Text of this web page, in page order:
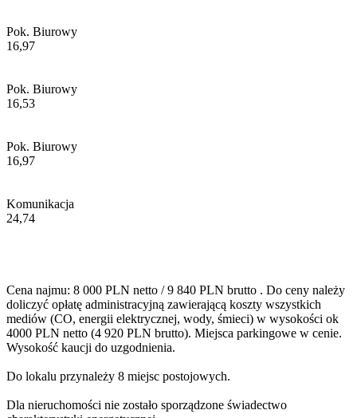
Pok. Biurowy
16,97
Pok. Biurowy
16,53
Pok. Biurowy
16,97
Komunikacja
24,74
Cena najmu: 8 000 PLN netto / 9 840 PLN brutto . Do ceny należy
doliczyć opłatę administracyjną zawierającą koszty wszystkich
mediów (CO, energii elektrycznej, wody, śmieci) w wysokości ok
4000 PLN netto (4 920 PLN brutto). Miejsca parkingowe w cenie.
Wysokość kaucji do uzgodnienia.
Do lokalu przynależy 8 miejsc postojowych.
Dla nieruchomości nie zostało sporządzone świadectwo